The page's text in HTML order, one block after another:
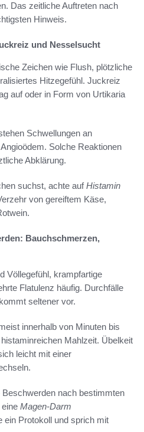
Das zeitliche Auftreten nach
Hinweis.
und Nesselsucht
Zeichen wie Flush, plötzliche
Hitzegefühl. Juckreiz
auf oder in Form von Urtikaria
Schwellungen an
Solche Reaktionen
Abklärung.
suchst, achte aufHistamin
von gereiftem Käse,
Bauchschmerzen,
Völlegefühl, krampfartige
Flatulenz häufig. Durchfälle
seltener vor.
innerhalb von Minuten bis
Mahlzeit. Übelkeit
leicht mit einer
nach bestimmten
Magen-Darm
ein Protokoll und sprich mit